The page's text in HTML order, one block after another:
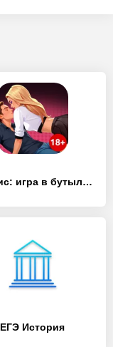
Кис Кис: игра в бутылочку 18+
ЕГЭ История